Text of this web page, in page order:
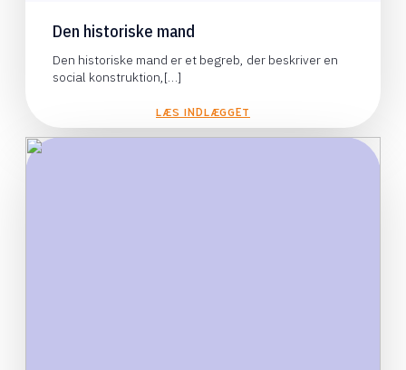
Den historiske mand
Den historiske mand er et begreb, der beskriver en
social konstruktion,[…]
LÆS INDLÆGGET